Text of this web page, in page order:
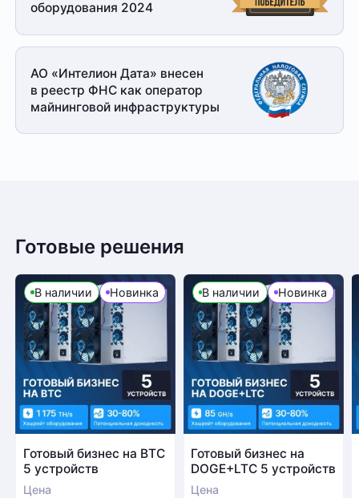
оборудования 2024
АО «Интелион Дата» внесен
в реестр ФНС как оператор
майнинговой инфраструктуры
Готовые решения
В наличии Новинка
Готовый бизнес на BTC
5 устройств
Цена
В наличии Новинка
Готовый бизнес на
DOGE+LTC 5 устройств
Цена